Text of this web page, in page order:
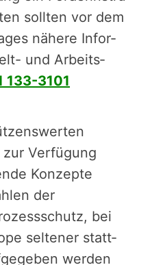
sollten vor dem
nähere Infor­
und Arbeits­
133-3101
Verfügung
Konzepte
der
bei
seltener statt­
werden